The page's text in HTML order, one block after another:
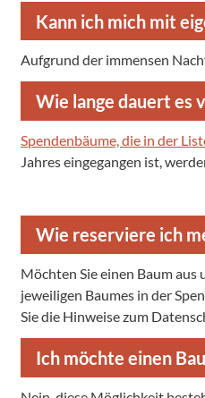
Kann ich mich mit
Aufgrund der immensen
Wie lange dauert es
Spendenbäume, die in der
Jahres eingegangen ist,
Wie reserviere ich
Möchten Sie einen Baum aus
jeweiligen Baumes in der
Sie die Hinweise zum
Ich möchte einen